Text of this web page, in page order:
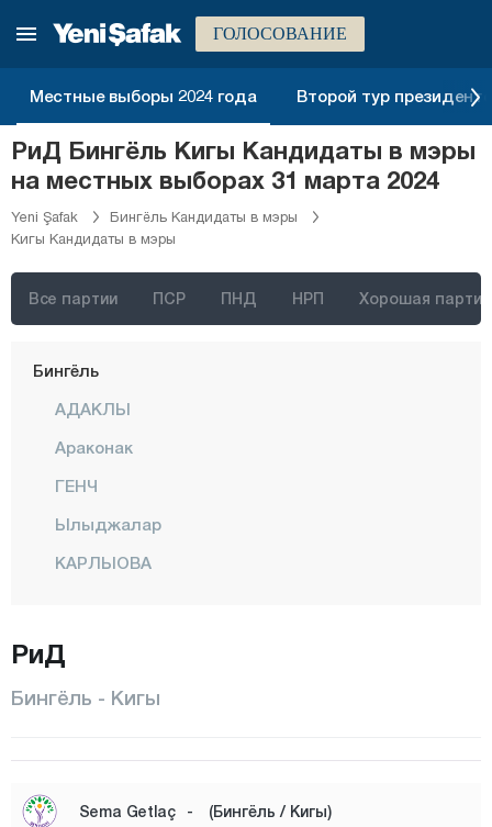
ГОЛОСОВАНИЕ
Местные выборы 2024 года Второй тур
РиД Бингёль Кигы Кандидаты в мэры
на местных выборах 31 марта 2024
Yeni Şafak
Бингёль Кандидаты в мэры
Кигы Кандидаты в мэры
Все партии ПСР ПНД НРП Хорошая партия
Артвин
Балыкесир
Бартын
Батман
Биледжик
Бингёль
АДАКЛЫ
Араконак
ГЕНЧ
Ылыджалар
КАРЛЫОВА
Центр
Санджак
ЯЙЛАДЕРЕ
ЕДИСУ
РиД
Бингёль - Кигы
Sema Getlaç - (Бингёль / Кигы)